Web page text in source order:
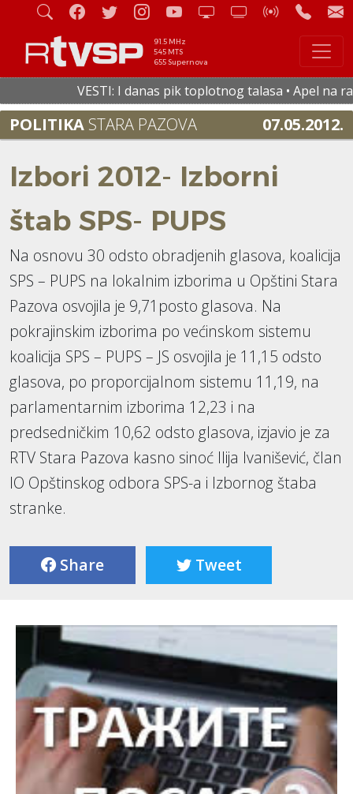
91.5 MHz
545 MTS
655 Supernova
VESTI: I danas pik toplotnog talasa • Apel na
POLITIKA STARA PAZOVA 07.05.2012.
Izbori 2012- Izborni
štab SPS- PUPS
Na osnovu 30 odsto obradjenih glasova, koalicija
SPS – PUPS na lokalnim izborima u Opštini Stara
Pazova osvojila je 9,71posto glasova. Na
pokrajinskim izborima po većinskom sistemu
koalicija SPS – PUPS – JS osvojila je 11,15 odsto
glasova, po proporcijalnom sistemu 11,19, na
parlamentarnim izborima 12,23 i na
predsedničkim 10,62 odsto glasova, izjavio je za
RTV Stara Pazova kasno sinoć Ilija Ivanišević, član
IO Opštinskog odbora SPS-a i Izbornog štaba
stranke.
Share Tweet